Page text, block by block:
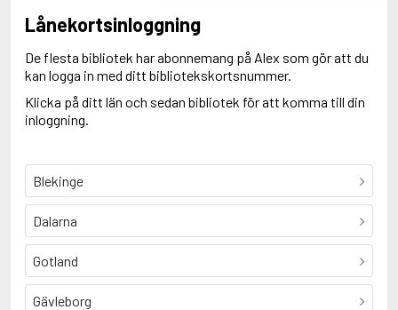
Lånekortsinloggning
De flesta bibliotek har abonnemang på Alex som gör att du
kan logga in med ditt bibliotekskortsnummer.
Klicka på ditt län och sedan bibliotek för att komma till din
inloggning.
Blekinge
Dalarna
Gotland
Gävleborg